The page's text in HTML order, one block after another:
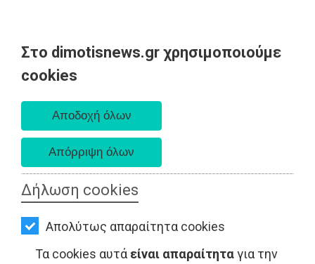
Στο dimotisnews.gr χρησιμοποιούμε
cookies
Δήλωση cookies
Απολύτως απαραίτητα cookies
Τα cookies αυτά είναι απαραίτηταγια την
AΡΧΙΚΗ
ΕΙΔΗΣΕΙΣ
ΠΟΛΙΤΙΚΗ
ΤΟΠΙΚΗ
ΑΥΤΟΔΙΟΙΚΗΣΗ
ΟΙΚΟΝΟΜΙΑ
ΑΘΛΗΤΙΣΜΟΣ